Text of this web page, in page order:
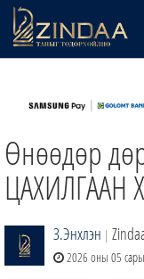
ТВ8
ӨГЛӨӨНИЙ СОНИН
АУДИО ЗОХИОЛ
ЗИНДАА СЭТГҮҮЛ
Өнөөдөр
ЦАХИЛГААН
З.Энхлэн |
2026 оны 05